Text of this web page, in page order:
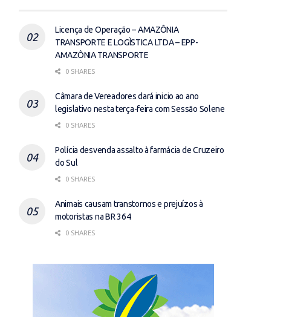
Licença de Operação – AMAZÔNIA
TRANSPORTE E LOGÌSTICA LTDA – EPP-
AMAZÔNIA TRANSPORTE
0 SHARES
Câmara de Vereadores dará inicio ao ano
legislativo nesta terça-feira com Sessão Solene
0 SHARES
Polícia desvenda assalto à farmácia de Cruzeiro
do Sul
0 SHARES
Animais causam transtornos e prejuízos à
motoristas na BR 364
0 SHARES